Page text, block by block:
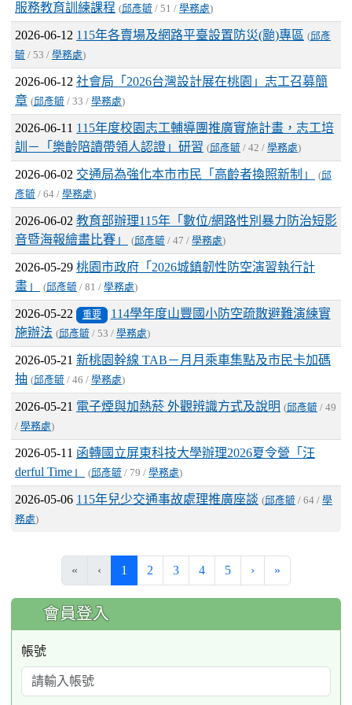
服務教育訓練課程 (邱彥毓 / 51 / 學務處)
2026-06-12 115年各賣場及網路平臺設置防災(颱)專區 (邱彥
毓 / 53 / 學務處)
2026-06-12 社會局「2026台灣設計展在桃園」志工召募簡
章 (邱彥毓 / 33 / 學務處)
2026-06-11 115年度校園志工輔導團推廣實施計畫，志工培
訓－「樂齡陪讀帶領人認證」研習 (邱彥毓 / 42 / 學務處)
2026-06-02 交通局為強化本市市民「高齡者換照新制」 (邱
彥毓 / 64 / 學務處)
2026-06-02 教育部辦理115年「數位/網路性別暴力防治短影
音暨海報繪畫比賽」
(邱彥毓 / 47 / 學務處)
2026-05-29 桃園市政府「2026城鎮韌性防空演習執行計
畫」
(邱彥毓 / 81 / 學務處)
2026-05-22 重要
114學年度山豐國小防空疏散避難演練實
施辦法 (邱彥毓 / 53 / 學務處)
2026-05-21 新桃園幹線 TAB－月月乘車集點及市民卡加碼
抽 (邱彥毓 / 46 / 學務處)
2026-05-21 電子煙與加熱菸 外觀辨識方式及說明 (邱彥毓 / 49
/ 學務處)
2026-05-11 函轉國立屏東科技大學辦理2026夏令營「汪
derful Time」
(邱彥毓 / 79 / 學務處)
2026-05-06 115年兒少交通事故處理推廣座談 (邱彥毓 / 64 / 學
務處)
« ‹ 1 (current)
2 3 4 5 › »
:::
會員登入
帳號